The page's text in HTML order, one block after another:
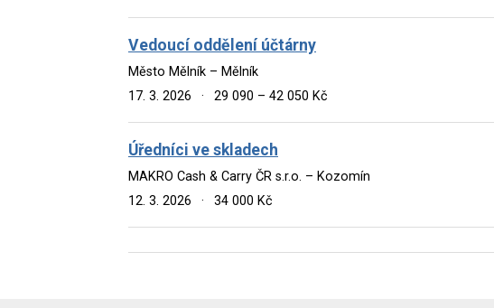
Vedoucí oddělení účtárny
Město Mělník – Mělník
17. 3. 2026
· 29 090 – 42 050 Kč
Úředníci ve skladech
MAKRO Cash & Carry ČR s.r.o. – Kozomín
12. 3. 2026
· 34 000 Kč